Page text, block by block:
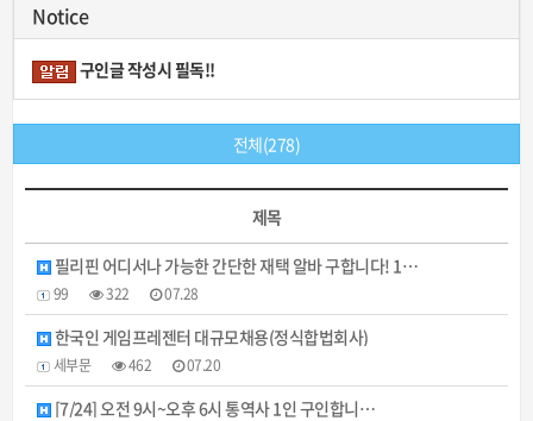
Notice
구인글 작성시 필독!!
전체(278)
제목
필리핀 어디서나 가능한 간단한 재택 알바 구합니다! 1…
99 322 07.28
한국인 게임프레젠터 대규모채용(정식합법회사)
세부문 462 07.20
[7/24] 오전 9시~오후 6시 통역사 1인 구인합니…